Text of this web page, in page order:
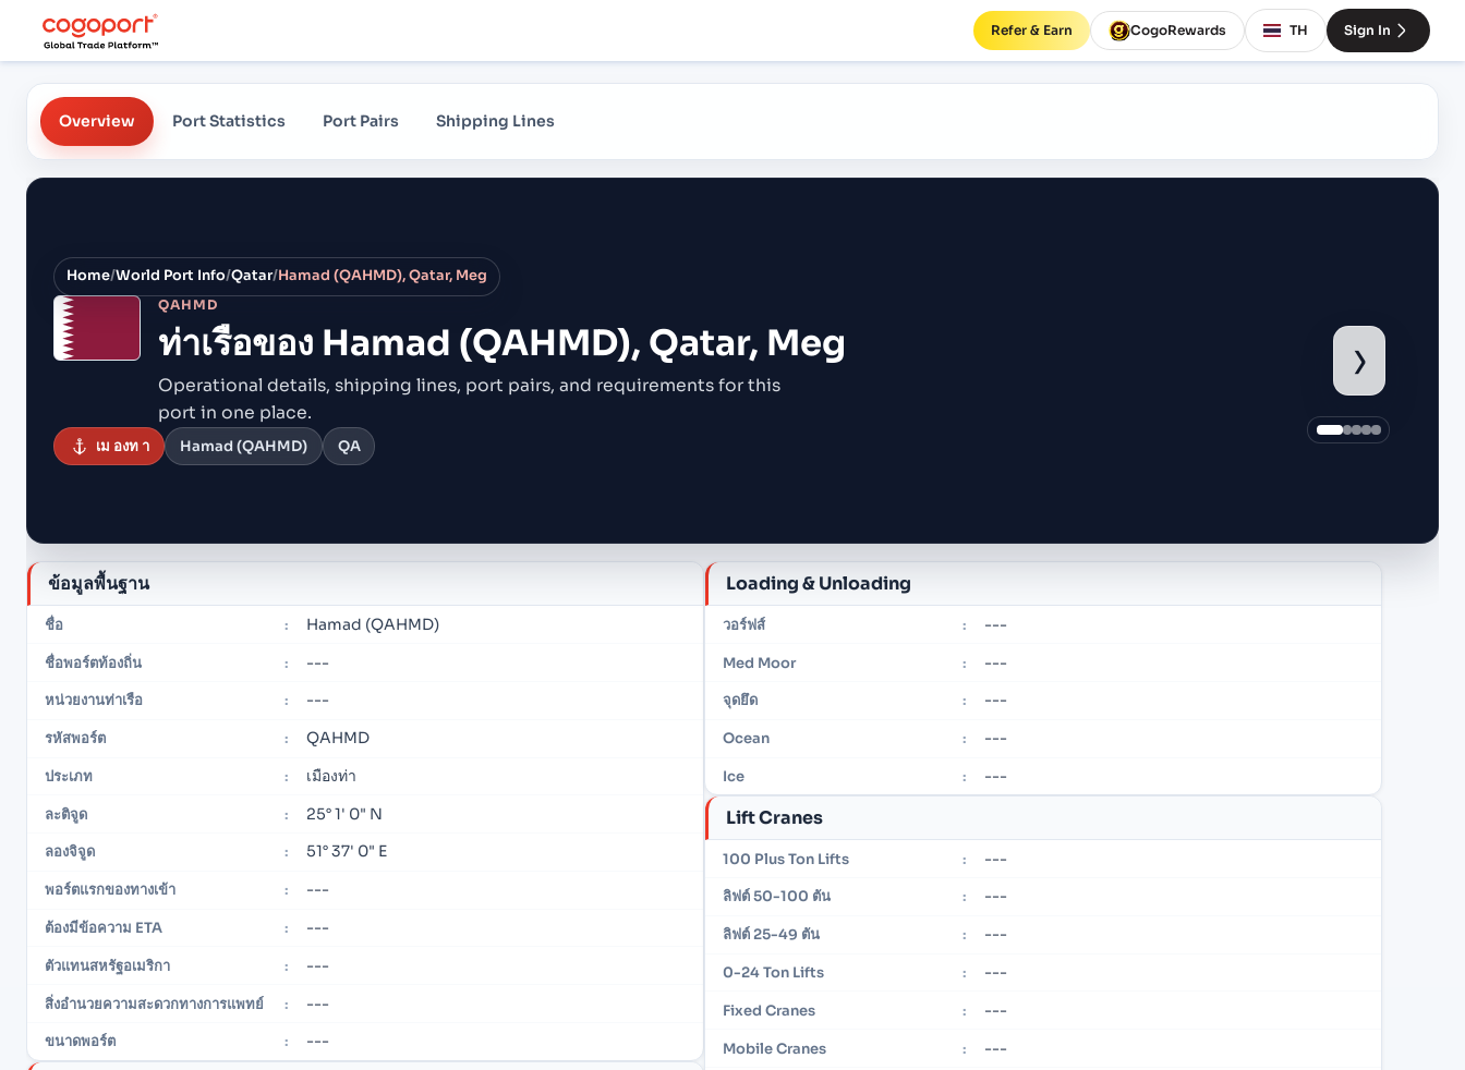
Refer & Earn CogoRewards TH Sign In
Overview Port Statistics Port Pairs Shipping Lines
Home/World Port Info/Qatar/Hamad (QAHMD), Qatar, Meg
QAHMD
ท่าเรือของ Hamad (QAHMD), Qatar, Meg
Operational details, shipping lines, port pairs, and requirements for this
port in one place.
เม องท า Hamad (QAHMD) QA
›
ข้อมูลพื้นฐาน
ชื่อ : Hamad (QAHMD)
ชื่อพอร์ตท้องถิ่น : ---
หน่วยงานท่าเรือ : ---
รหัสพอร์ต : QAHMD
ประเภท : เมืองท่า
ละติจูด : 25° 1' 0" N
ลองจิจูด : 51° 37' 0" E
พอร์ตแรกของทางเข้า : ---
ต้องมีข้อความ ETA : ---
ตัวแทนสหรัฐอเมริกา : ---
สิ่งอำนวยความสะดวกทางการแพทย์ : ---
ขนาดพอร์ต : ---
Loading & Unloading
วอร์ฟส์ : ---
Med Moor : ---
จุดยึด : ---
Ocean : ---
Ice : ---
Lift Cranes
100 Plus Ton Lifts : ---
ลิฟต์ 50-100 ตัน : ---
ลิฟต์ 25-49 ตัน : ---
0-24 Ton Lifts : ---
Fixed Cranes : ---
Mobile Cranes : ---